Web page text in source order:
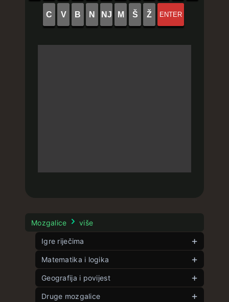
C V B N NJ M Š Ž ENTER
Mozgalice više
Igre riječima
Veliki kontekstek
Kontekstek neograničeno
Riječek neograničeno
Matematika i logika
Kutek neograničeno
Pet kutova
Geografija i povijest
Zastavek neograničeno
Druge mozgalice